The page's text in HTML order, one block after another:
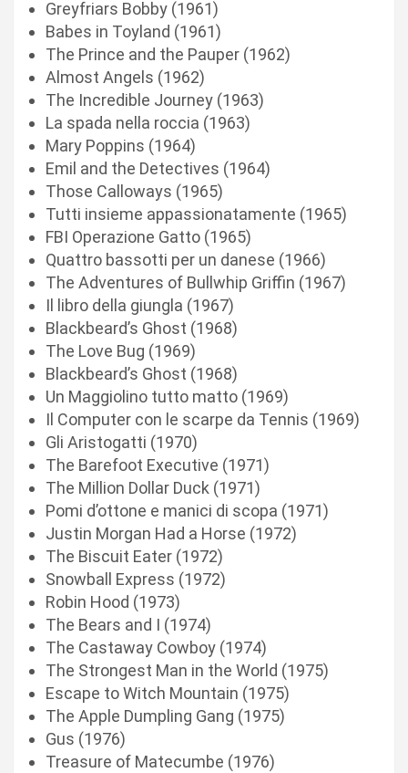
Greyfriars Bobby (1961)
Babes in Toyland (1961)
The Prince and the Pauper (1962)
Almost Angels (1962)
The Incredible Journey (1963)
La spada nella roccia (1963)
Mary Poppins (1964)
Emil and the Detectives (1964)
Those Calloways (1965)
Tutti insieme appassionatamente (1965)
FBI Operazione Gatto (1965)
Quattro bassotti per un danese (1966)
The Adventures of Bullwhip Griffin (1967)
Il libro della giungla (1967)
Blackbeard’s Ghost (1968)
The Love Bug (1969)
Blackbeard’s Ghost (1968)
Un Maggiolino tutto matto (1969)
Il Computer con le scarpe da Tennis (1969)
Gli Aristogatti (1970)
The Barefoot Executive (1971)
The Million Dollar Duck (1971)
Pomi d’ottone e manici di scopa (1971)
Justin Morgan Had a Horse (1972)
The Biscuit Eater (1972)
Snowball Express (1972)
Robin Hood (1973)
The Bears and I (1974)
The Castaway Cowboy (1974)
The Strongest Man in the World (1975)
Escape to Witch Mountain (1975)
The Apple Dumpling Gang (1975)
Gus (1976)
Treasure of Matecumbe (1976)